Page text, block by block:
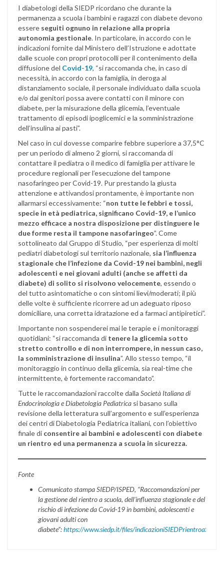
I diabetologi della SIEDP ricordano che durante la
permanenza a scuola i bambini e ragazzi con diabete devono
essere seguiti ognuno in relazione alla propria
autonomia gestionale. In particolare, in accordo con le
indicazioni fornite dal Ministero dell’Istruzione e adottate
dalle scuole con propri protocolli per il contenimento della
diffusione del Covid-19, “si raccomanda che, in caso di
necessità, in accordo con la famiglia, in deroga al
distanziamento sociale, il personale individuato dalla scuola
e/o dai genitori possa avere contatti con il minore con
diabete, per la misurazione della glicemia, l’eventuale
trattamento di episodi ipoglicemici e la somministrazione
dell’insulina ai pasti”.
Nel caso in cui dovesse comparire febbre superiore a 37,5°C
per un periodo di almeno 2 giorni, si raccomanda di
contattare il pediatra o il medico di famiglia per attivare le
procedure regionali per l’esecuzione del tampone
nasofaringeo per Covid-19. Pur prestando la giusta
attenzione e attivandosi prontamente, è importante non
allarmarsi eccessivamente: “non tutte le febbri e tossi,
specie in età pediatrica, significano Covid-19, e l’unico
mezzo efficace a nostra disposizione per distinguere le
due forme resta il tampone nasofaringeo”. Come
sottolineato dal Gruppo di Studio, “per esperienza di molti
pediatri diabetologi sul territorio nazionale, sia l’influenza
stagionale che l’infezione da Covid-19 nei bambini, negli
adolescenti e nei giovani adulti (anche se affetti da
diabete) di solito si risolvono velocemente, essendo o
del tutto asintomatiche o con sintomi lievi/moderati; il più
delle volte è sufficiente ricorrere ad un adeguato riposo
domiciliare, una corretta idratazione ed a farmaci antipiretici”.
Importante non sospenderei mai le terapie e i monitoraggi
quotidiani: “si raccomanda di tenere la glicemia sotto
stretto controllo e di non interrompere, in nessun caso,
la somministrazione di insulina”. Allo stesso tempo, “il
monitoraggio in continuo della glicemia, sia real-time che
intermittente, è fortemente raccomandato”.
Tutte le raccomandazioni raccolte dalla Società Italiana di
Endocrinologia e Diabetologia Pediatrica si basano sulla
revisione della letteratura sull’argomento e sull’esperienza
dei centri di Diabetologia Pediatrica italiani, con l’obiettivo
finale di consentire ai bambini e adolescenti con diabete
un rientro ed una permanenza a scuola in sicurezza.
Fonte
Comunicato stampa SIEDP/ISPED, “Raccomandazioni per
la gestione del rientro a scuola, dell’influenza stagionale e del
rischio di infezione da Covid-19 in bambini, adolescenti e
giovani adulti con
diabete”:https://www.siedp.it/files/